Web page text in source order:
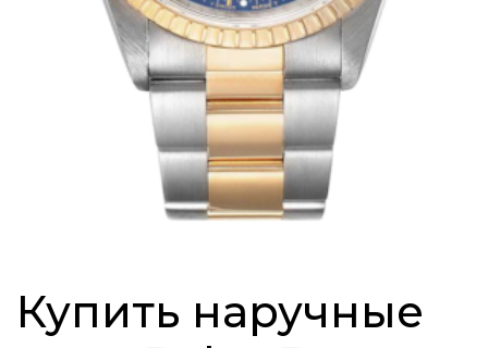
Купить наручные